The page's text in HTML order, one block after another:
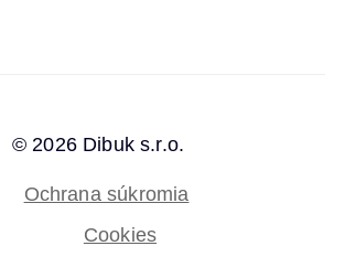
© 2026 Dibuk s.r.o.
Ochrana súkromia
Cookies